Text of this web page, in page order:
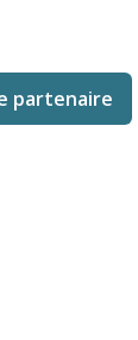
partenaire